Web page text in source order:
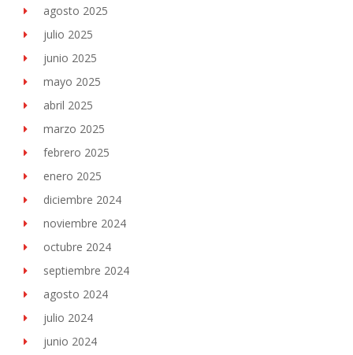
agosto 2025
julio 2025
junio 2025
mayo 2025
abril 2025
marzo 2025
febrero 2025
enero 2025
diciembre 2024
noviembre 2024
octubre 2024
septiembre 2024
agosto 2024
julio 2024
junio 2024